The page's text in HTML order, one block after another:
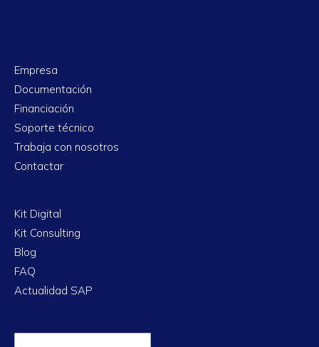
Empresa
Documentación
Financiación
Soporte técnico
Trabaja con nosotros
Contactar
Kit Digital
Kit Consulting
Blog
FAQ
Actualidad SAP